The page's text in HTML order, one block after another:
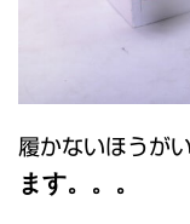
履かないほうが
ます。。。